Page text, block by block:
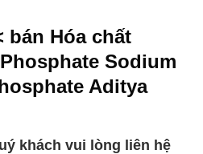
bán Hóa chất
Sodium
Aditya
khách vui lòng liên hệ